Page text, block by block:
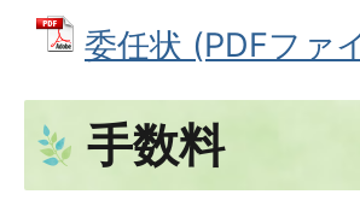
委任状 (PDFファ
手数料